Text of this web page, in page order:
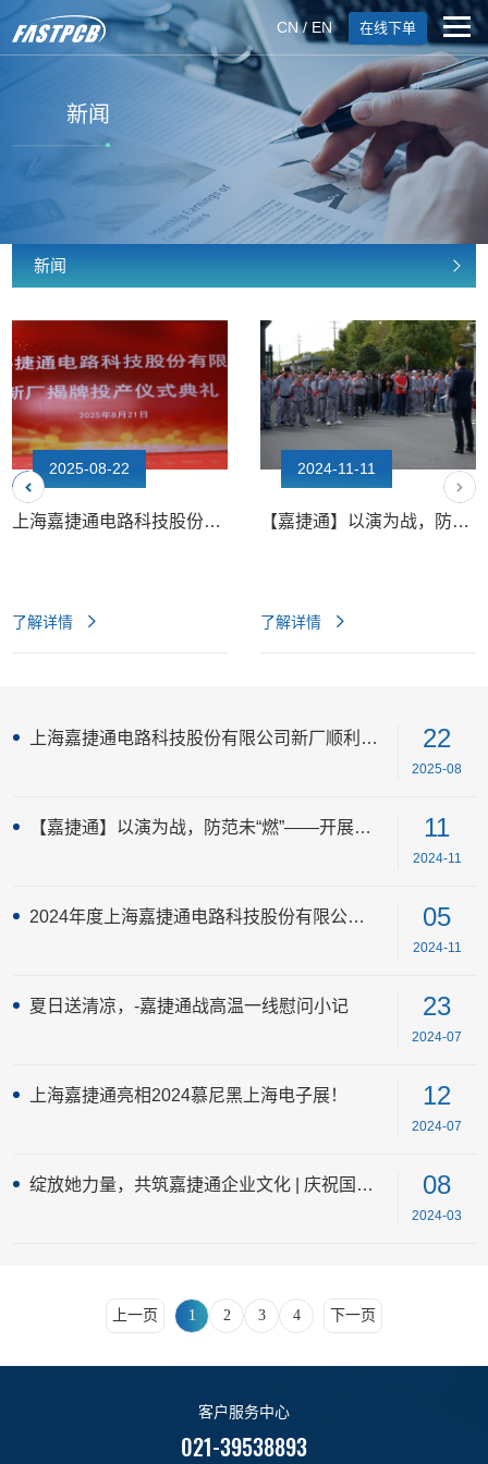
在线下单
CN/ EN
新闻
新闻
2025-08-22
上海嘉捷通电路科技股份有限公司新厂顺利投产
了解详情
2024-11-11
【嘉捷通】以演为战，防范未“燃”——开展2024年消防应急演练
了解详情
上海嘉捷通电路科技股份有限公司新厂顺利投产 22
2025-08
【嘉捷通】以演为战，防范未“燃”——开展2024年消防应急演练 11
2024-11
2024年度上海嘉捷通电路科技股份有限公司质量月活动 启动大会 05
2024-11
夏日送清凉，-嘉捷通战高温一线慰问小记 23
2024-07
上海嘉捷通亮相2024慕尼黑上海电子展！ 12
2024-07
绽放她力量，共筑嘉捷通企业文化 | 庆祝国际劳动妇女节 08
2024-03
上一页 1 2 3 4 下一页
客户服务中心
021-39538893